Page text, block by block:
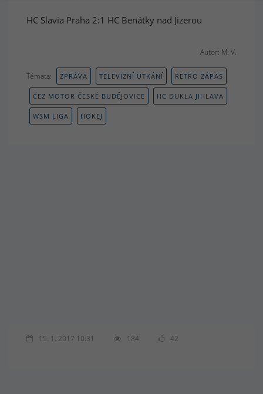
HC Slavia Praha 2:1 HC Benátky nad Jizerou
Autor: M. V.
Témata: ZPRÁVA TELEVIZNÍ UTKÁNÍ RETRO ZÁPAS
ČEZ MOTOR ČESKÉ BUDĚJOVICE HC DUKLA JIHLAVA
WSM LIGA HOKEJ
15. 1. 2017 10:31 184 42